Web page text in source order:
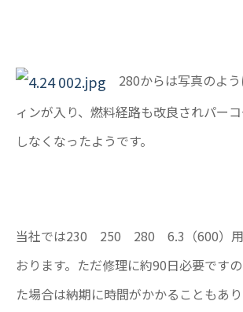
280からは写真のよ
ィンが入り、燃料経路も改良されパー
しなくなったようです。
当社では230 250 280 6.3（600）用
おります。ただ修理に約90日必要です
た場合は納期に時間がかかることもあ